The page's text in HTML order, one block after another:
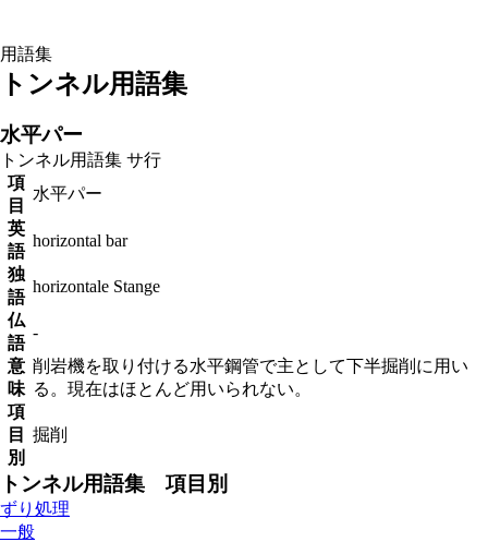
用語集
トンネル用語集
水平パー
トンネル用語集 サ行
項
目
水平パー
英
語
horizontal bar
独
語
horizontale Stange
仏
語
-
意
味
削岩機を取り付ける水平鋼管で主として下半掘削に用い
る。現在はほとんど用いられない。
項
目
別
掘削
トンネル用語集 項目別
ずり処理
一般